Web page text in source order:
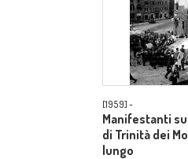
[1959] -
Manifestanti
di Trinità dei
lungo